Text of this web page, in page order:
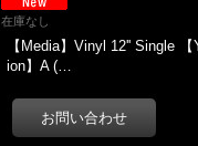
在庫なし
【Media】Vinyl 12'' Single
ion】A (…